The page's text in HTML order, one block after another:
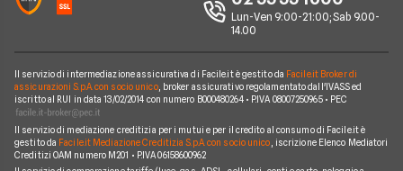
Perché scegliere Facile.it
Mappa del sito
Athlon
Program
Horizon Automotive
Peugeot
Volkswagen
Lun-Ven 9:00-21:00; Sab 9.00-
14.00
Il servizio di intermediazione assicurativa di Facile.it è gestito da Facile.it Broker di
assicurazioni S.p.A. con socio unico, broker assicurativo regolamentato dall'IVASS ed
iscritto al RUI in data 13/02/2014 con numero B000480264 • P.IVA 08007250965 • PEC
Il servizio di mediazione creditizia per i mutui e per il credito al consumo di Facile.it è
gestito da Facile.it Mediazione Creditizia S.p.A. con socio unico , iscrizione Elenco Mediatori
Creditizi OAM numero M201 • P.IVA 06158600962